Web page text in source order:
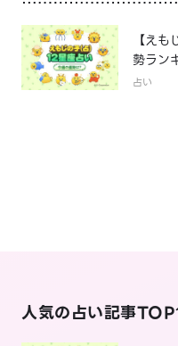
【え
勢ラン
は？
占い
人気の占い記事